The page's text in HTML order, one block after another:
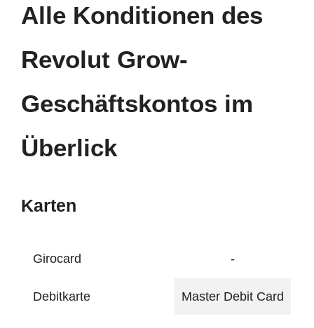
Alle Konditionen des
Revolut Grow-
Geschäftskontos im
Überlick
Karten
Girocard -
Debitkarte Master Debit Card